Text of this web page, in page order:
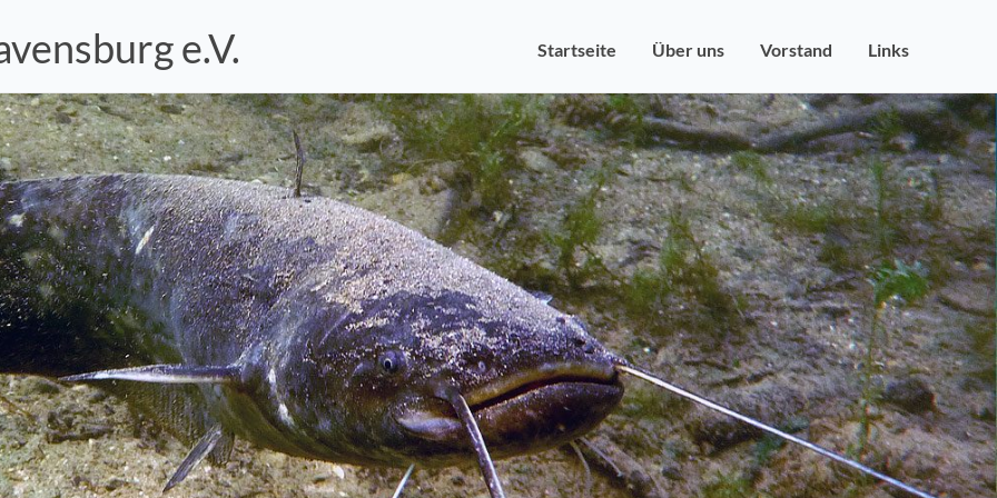
e.V. Startseite Über uns Vorstand Links